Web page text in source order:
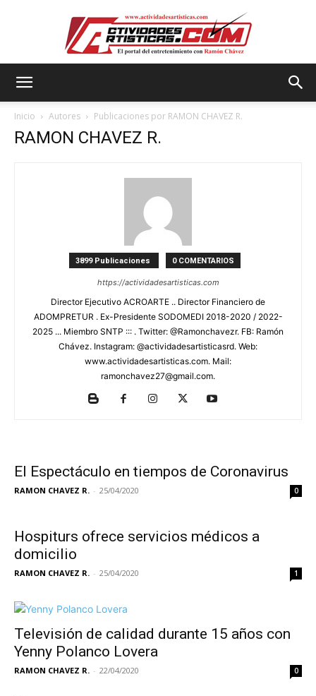
Inicio Autores Publicaciones por RAMON CHAVEZ R.
RAMON CHAVEZ R.
3899 Publicaciones 0 COMENTARIOS
https://actividadesartisticas.com
Director Ejecutivo ACROARTE .. Director Financiero de
ADOMPRETUR . Ex-Presidente SODOMEDI 2018-2020 / 2022-
2025 ... Miembro SNTP ::: . Twitter: @Ramonchavezr. FB: Ramón
Chávez. Instagram: @actividadesartisticasrd. Web:
www.actividadesartisticas.com. Mail:
ramonchavez27@gmail.com.
El Espectáculo en tiempos de Coronavirus
RAMON CHAVEZ R. - 25/04/2020 0
Hospiturs ofrece servicios médicos a
domicilio
RAMON CHAVEZ R. - 25/04/2020 1
Televisión de calidad durante 15 años con
Yenny Polanco Lovera
RAMON CHAVEZ R. - 22/04/2020 0